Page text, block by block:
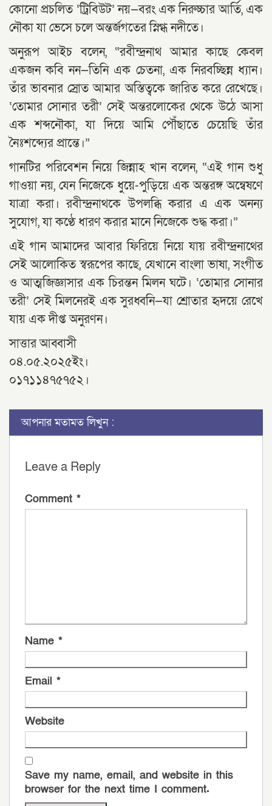
কোনো প্রচলিত ‘ট্রিবিউট’ নয়—বরং এক নিরুচ্চার আর্তি, এক
নৌকা যা ভেসে চলে অন্তর্জগতের স্নিগ্ধ নদীতে।
অনুরূপ আইচ বলেন, “রবীন্দ্রনাথ আমার কাছে কেবল
একজন কবি নন—তিনি এক চেতনা, এক নিরবচ্ছিন্ন ধ্যান।
তাঁর ভাবনার স্রোত আমার অস্তিত্বকে জারিত করে রেখেছে।
‘তোমার সোনার তরী’ সেই অন্তরলোকের থেকে উঠে আসা
এক শব্দনৌকা, যা দিয়ে আমি পৌঁছাতে চেয়েছি তাঁর
নৈঃশব্দ্যের প্রান্তে।”
গানটির পরিবেশন নিয়ে জিন্নাহ খান বলেন, “এই গান শুধু
গাওয়া নয়, যেন নিজেকে ধুয়ে-পুড়িয়ে এক অন্তরঙ্গ অন্বেষণে
যাত্রা করা। রবীন্দ্রনাথকে উপলব্ধি করার এ এক অনন্য
সুযোগ, যা কণ্ঠে ধারণ করার মানে নিজেকে শুদ্ধ করা।”
এই গান আমাদের আবার ফিরিয়ে নিয়ে যায় রবীন্দ্রনাথের
সেই আলোকিত স্বরূপের কাছে, যেখানে বাংলা ভাষা, সংগীত
ও আত্মজিজ্ঞাসার এক চিরন্তন মিলন ঘটে। ‘তোমার সোনার
তরী’ সেই মিলনেরই এক সুরধ্বনি—যা শ্রোতার হৃদয়ে রেখে
যায় এক দীপ্ত অনুরণন।
সাত্তার আব্বাসী
০৪.০৫.২০২৫ইং।
০১৭১১৪৭৫৭৫২।
আপনার মতামত লিখুন :
Leave a Reply
Comment *
Name *
Email *
Website
Save my name, email, and website in this
browser for the next time I comment.